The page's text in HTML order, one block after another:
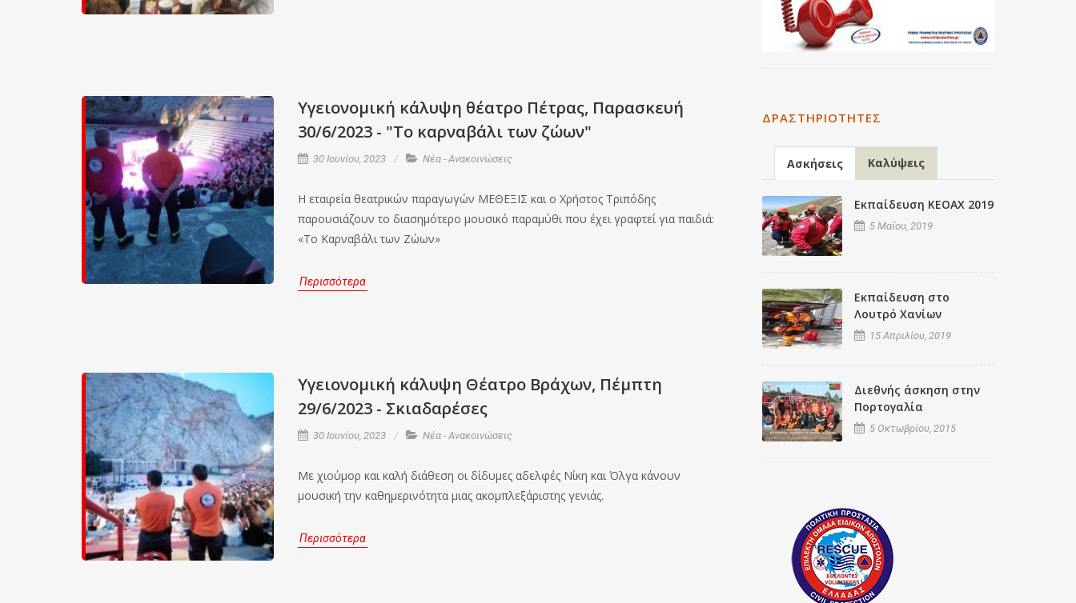
Υγειονομική κάλυψη θέατρο Πέτρας, Παρασκευή
30/6/2023 - "Το καρναβάλι των ζώων"
30 Ιουνίου, 2023 Νέα - Ανακοινώσεις
H εταιρεία θεατρικών παραγωγών ΜΕΘΕΞΙΣ και ο Χρήστος Τριπόδης
παρουσιάζουν το διασημότερο μουσικό παραμύθι που έχει γραφτεί για παιδιά:
«Το Καρναβάλι των Ζώων»
Περισσότερα
Υγειονομική κάλυψη Θέατρο Βράχων, Πέμπτη
29/6/2023 - Σκιαδαρέσες
30 Ιουνίου, 2023 Νέα - Ανακοινώσεις
Με χιούμορ και καλή διάθεση οι δίδυμες αδελφές Νίκη και Όλγα κάνουν
μουσική την καθημερινότητα μιας ακομπλεξάριστης γενιάς.
Περισσότερα
ΔΡΑΣΤΗΡΙΌΤΗΤΕΣ
Ασκήσεις Καλύψεις
Εκπαίδευση ΚΕΟΑΧ 2019
5 Μαΐου, 2019
Εκπαίδευση στο
Λουτρό Χανίων
15 Απριλίου, 2019
Διεθνής άσκηση στην
Πορτογαλία
5 Οκτωβρίου, 2015